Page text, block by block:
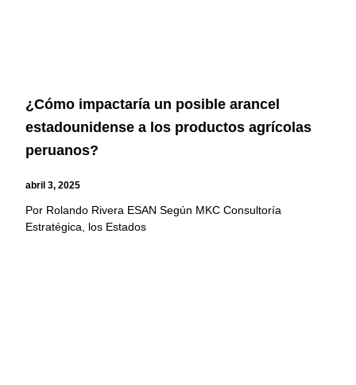
¿Cómo impactaría un posible arancel
estadounidense a los productos agrícolas
peruanos?
abril 3, 2025
Por Rolando Rivera ESAN Según MKC Consultoría
Estratégica, los Estados